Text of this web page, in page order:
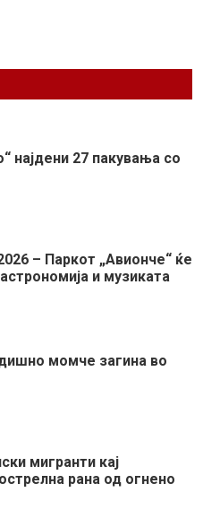
најдени 27 пакувања со
– Паркот „Авионче“ ќе
и музиката
момче загина во
мигранти кај
рана од огнено